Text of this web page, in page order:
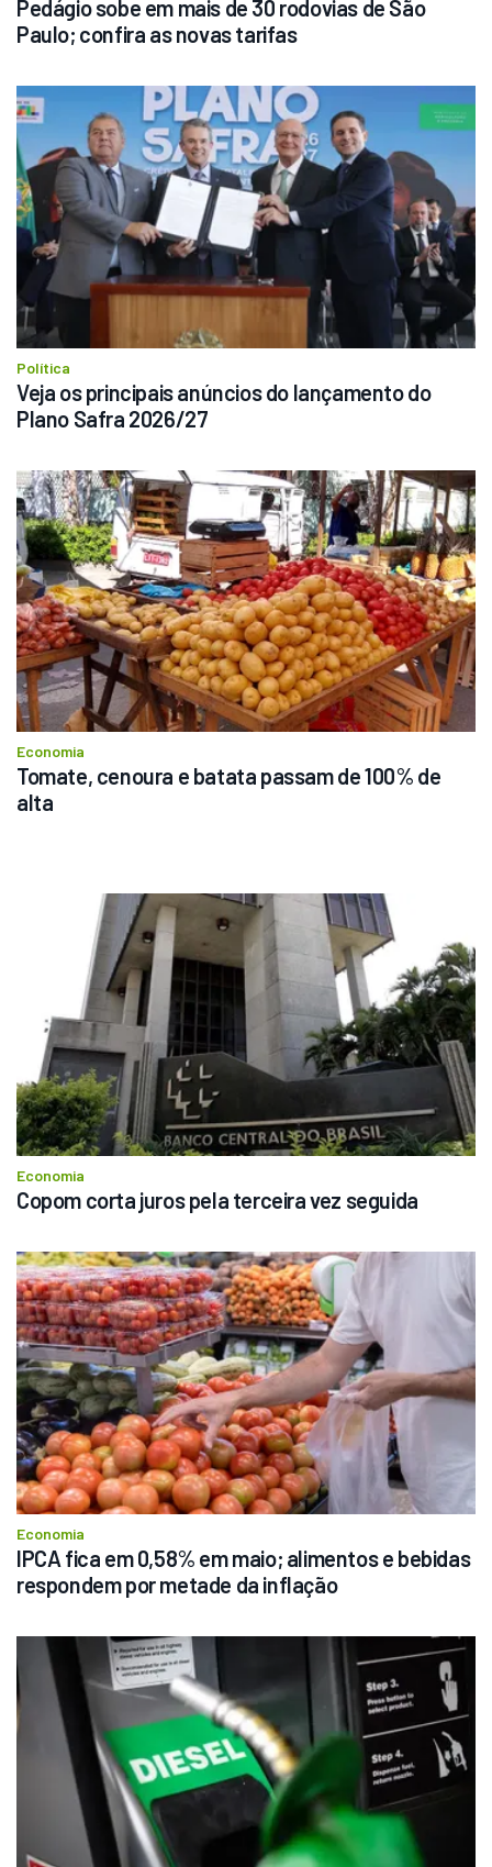
Pedágio sobe em mais de 30 rodovias de São
Paulo; confira as novas tarifas
Política
Veja os principais anúncios do lançamento do
Plano Safra 2026/27
Economia
Tomate, cenoura e batata passam de 100% de
alta
Economia
Copom corta juros pela terceira vez seguida
Economia
IPCA fica em 0,58% em maio; alimentos e bebidas
respondem por metade da inflação